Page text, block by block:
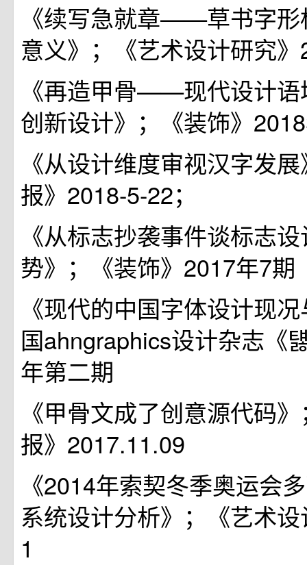
《续写急就章——草书字形
意义》；《艺术设计研究
《再造甲骨——现代设计语
创新设计》；《装饰》
《从设计维度审视汉字发
报》2018-5-22；
《从标志抄袭事件谈标志
势》；《装饰》2017年7期
《现代的中国字体设计现
国ahngraphics设计杂志《
年第二期
《甲骨文成了创意源代码
报》2017.11.09
《2014年索契冬季奥运会
系统设计分析》；《艺术
1